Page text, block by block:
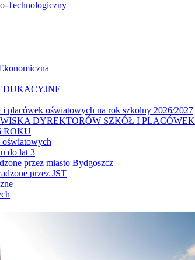
Technologiczny
i placówek oświatowych na rok szkolny 2026/2027
DYREKTORÓW SZKÓŁ I PLACÓWEK
ROKU
do lat 3
przez miasto Bydgoszcz
przez JST